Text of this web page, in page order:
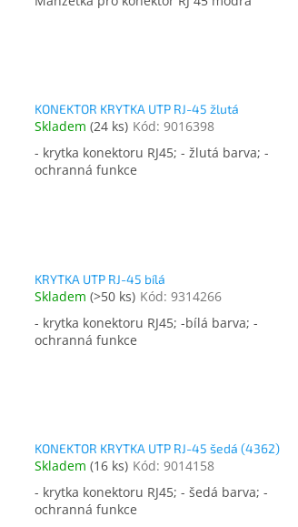
KONEKTOR KRYTKA UTP RJ-45 žlutá
Skladem (24 ks) Kód: 9016398
- krytka konektoru RJ45; - žlutá barva; -
ochranná funkce
KRYTKA UTP RJ-45 bílá
Skladem (>50 ks) Kód: 9314266
- krytka konektoru RJ45; -bílá barva; -
ochranná funkce
KONEKTOR KRYTKA UTP RJ-45 šedá (4362)
Skladem (16 ks) Kód: 9014158
- krytka konektoru RJ45; - šedá barva; -
ochranná funkce